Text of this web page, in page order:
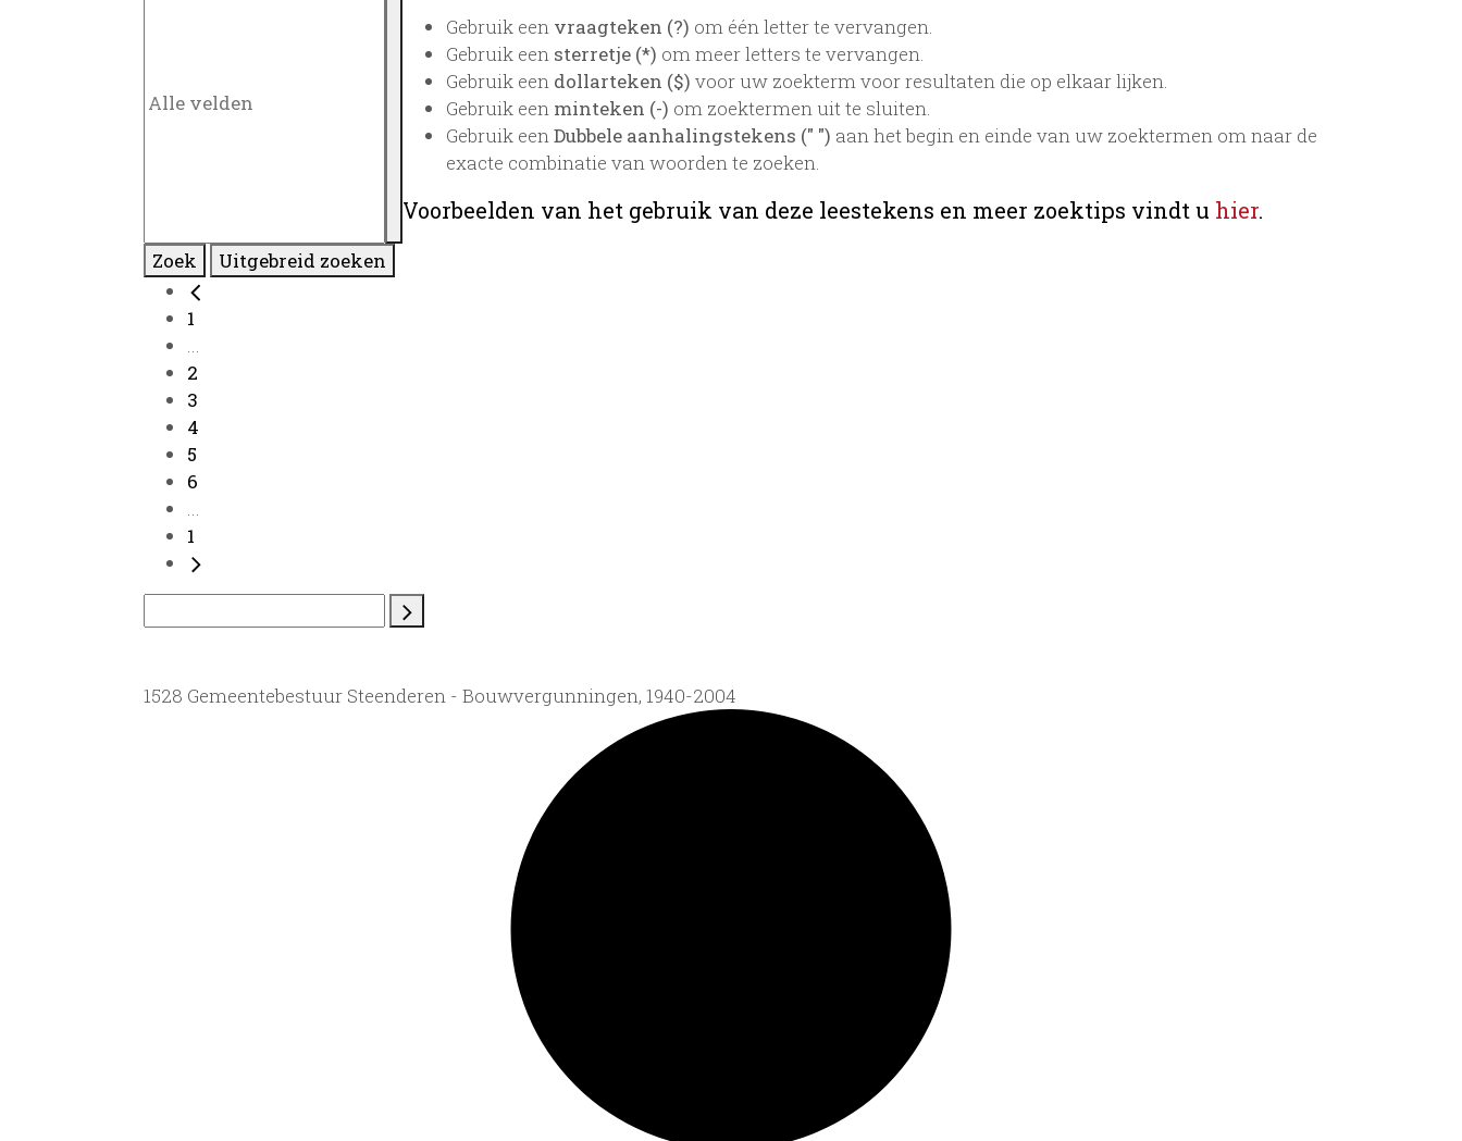
Gebruik een vraagteken (?) om één letter te vervangen.
Gebruik een sterretje (*) om meer letters te vervangen.
Gebruik een dollarteken ($) voor uw zoekterm voor resultaten die op elkaar lijken.
Gebruik een minteken (-) om zoektermen uit te sluiten.
Gebruik eenDubbele aanhalingstekens (" ") aan het begin en einde van uw zoektermen om naar de
exacte combinatie van woorden te zoeken.
Voorbeelden van het gebruik van deze leestekens en meer zoektips vindt u hier.
Zoek Uitgebreid zoeken
1
...
2
3
4
5
6
...
1
1528 Gemeentebestuur Steenderen - Bouwvergunningen, 1940-2004